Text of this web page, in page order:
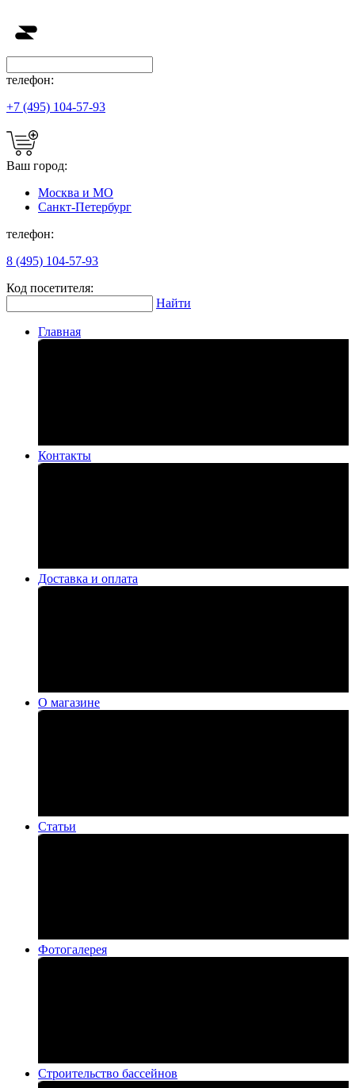
телефон:
+7 (495) 104-57-93
Ваш город:
Москва и МО
Санкт-Петербург
телефон:
8 (495) 104-57-93
Код посетителя:
Найти
Главная
Контакты
Доставка и оплата
О магазине
Статьи
Фотогалерея
Строительство бассейнов